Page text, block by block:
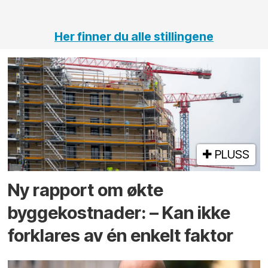
Her finner du alle stillingene
PLUSS
Ny rapport om økte
byggekostnader: – Kan ikke
forklares av én enkelt faktor